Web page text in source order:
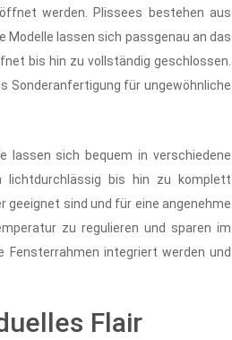
werden. Plissees bestehen aus
lassen sich passgenau an das
bis hin zu vollständig geschlossen.
Sonderanfertigung für ungewöhnliche
lassen sich bequem in verschiedene
lichtdurchlässig bis hin zu komplett
geeignet sind und für eine angenehme
zu regulieren und sparen im
Fensterrahmen integriert werden und
Flair